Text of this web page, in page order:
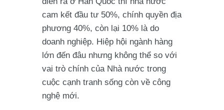
cam kết đầu tư 50%, chính quyền địa
phương 40%, còn lại 10% là do
doanh nghiệp. Hiệp hội ngành hàng
lớn đến đâu nhưng không thể so với
vai trò chính của Nhà nước trong
cuộc cạnh tranh sống còn về công
nghệ mới.